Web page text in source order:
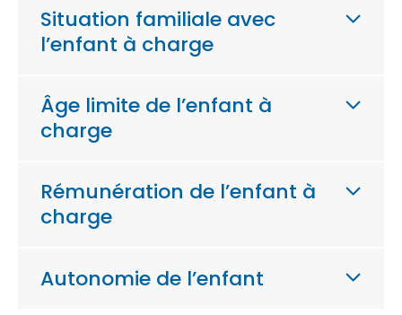
Situation familiale avec
l’enfant à charge
Âge limite de l’enfant à
charge
Rémunération de l’enfant à
charge
Autonomie de l’enfant